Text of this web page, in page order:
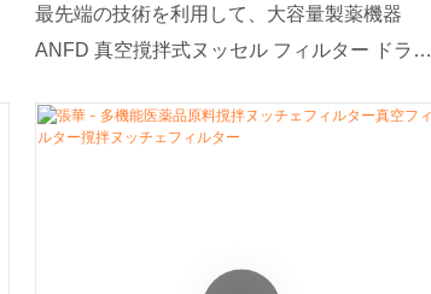
ェフィルタードライヤー
最先端の技術を利用して、大容量製薬機器
ANFD 真空撹拌式ヌッセル フィルター ドライ
テストを経て、Zhanghuais はリアクターの分